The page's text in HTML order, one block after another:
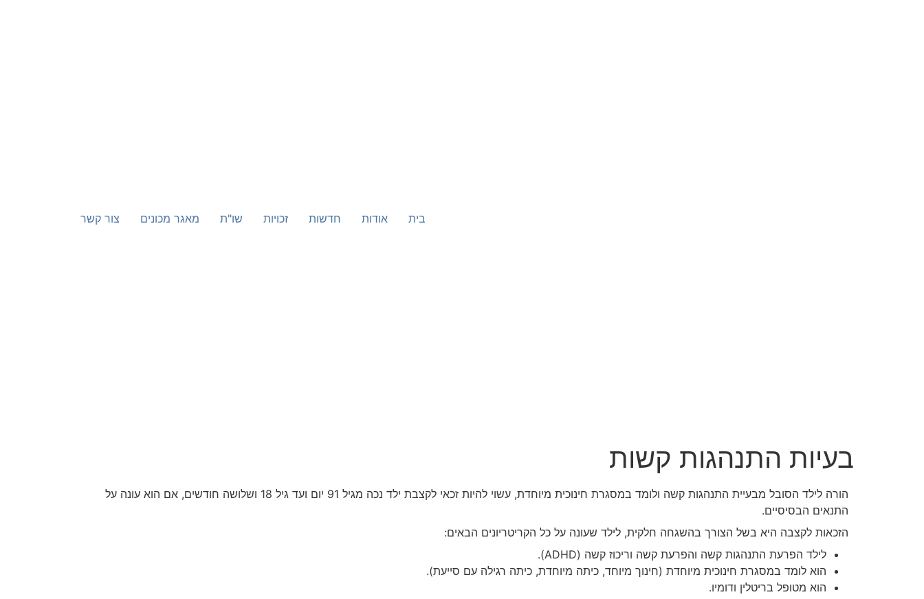
בית אודות חדשות זכויות שו"ת מאגר מכונים צור קשר
בעיות התנהגות קשות
הורה ל​ילד הסובל מבעיית התנהגות קשה ולומד במסגרת חינוכית מיוחדת, עשוי להיות זכאי לקצבת ילד נכה מגיל 91 יום ועד גיל 18 ושלושה חודשים, אם הוא עונה על
התנאים הבסיסיים.
הזכאות לקצבה היא בשל הצורך בהשגחה חלקית, לילד שעונה על כל הקריטריונים הבאים:
לילד הפרעת התנהגות קשה והפרעת קשה וריכוז קשה (ADHD).
הוא לומד במסגרת חינוכית מיוחדת (חינוך מיוחד, כיתה מיוחדת, כיתה רגילה עם סייעת).
הוא מטופל בריטלין ודומיו.